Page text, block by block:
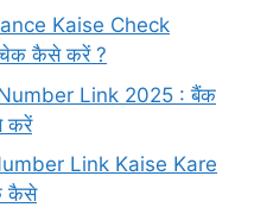
Kaise Check
चेक कैसे करें ?
Link 2025 : बैंक
करें
Link Kaise Kare
कैसे